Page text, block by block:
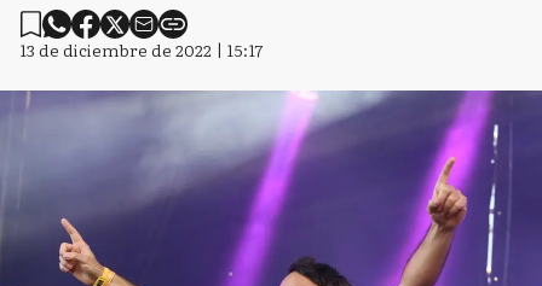
13 de diciembre de 2022 | 15:17